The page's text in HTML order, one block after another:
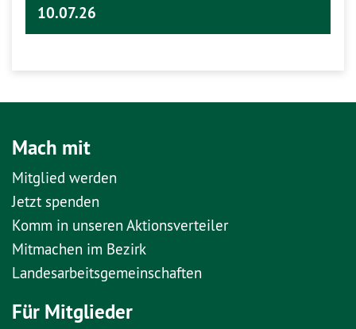
10.07.26
Mach mit
Mitglied werden
Jetzt spenden
Komm in unseren Aktionsverteiler
Mitmachen im Bezirk
Landesarbeitsgemeinschaften
Für Mitglieder